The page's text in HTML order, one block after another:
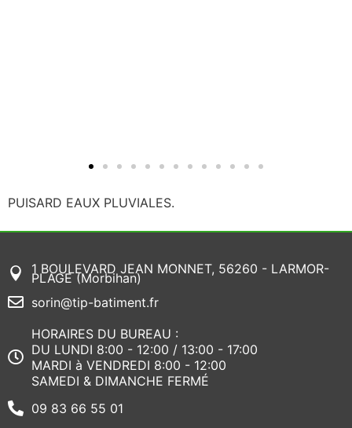
PUISARD EAUX PLUVIALES.
1 BOULEVARD JEAN MONNET, 56260 - LARMOR-
PLAGE (Morbihan)
sorin@tip-batiment.fr
HORAIRES DU BUREAU :
DU LUNDI 8:00 - 12:00 / 13:00 - 17:00
MARDI à VENDREDI 8:00 - 12:00
SAMEDI & DIMANCHE FERMÉ
09 83 66 55 01